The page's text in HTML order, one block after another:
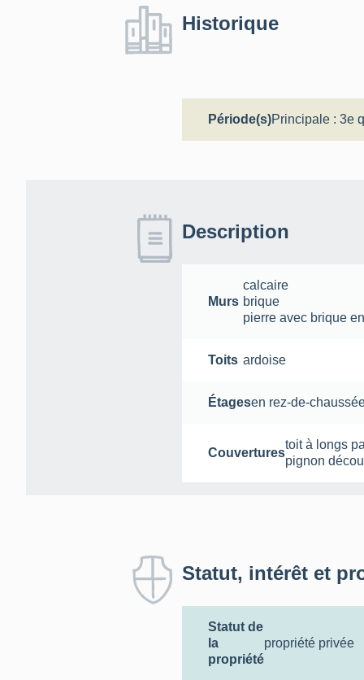
Historique
Période(s)Principale : 3e
Description
Murs
calcaire
brique
pierre avec brique
Toits ardoise
Étagesen rez-de-
Couvertures
toit à longs
pignon
Statut, intérêt et
Statut de
la
propriété
propriété privée